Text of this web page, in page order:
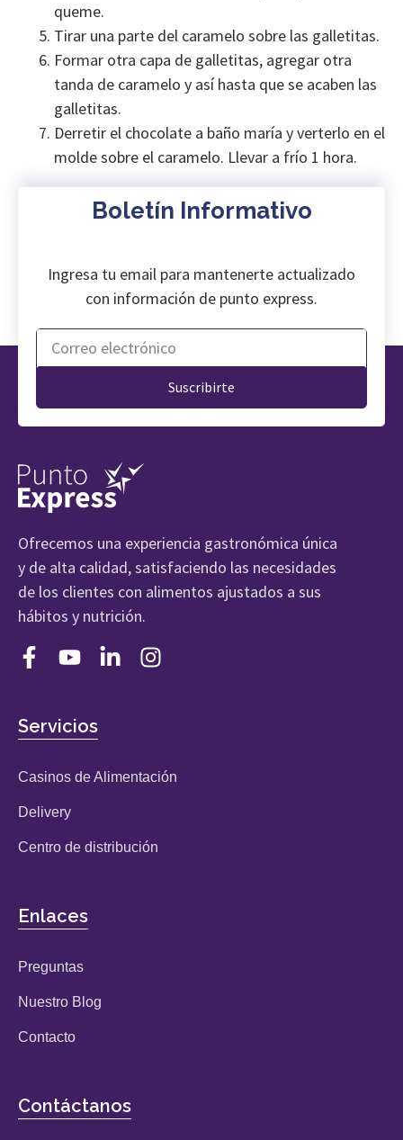
queme.
Tirar una parte del caramelo sobre las galletitas.
Formar otra capa de galletitas, agregar otra
tanda de caramelo y así hasta que se acaben las
galletitas.
Derretir el chocolate a baño maría y verterlo en el
molde sobre el caramelo. Llevar a frío 1 hora.
Boletín Informativo
Ingresa tu email para mantenerte actualizado
con información de punto express.
Suscribirte
Ofrecemos una experiencia gastronómica única
y de alta calidad, satisfaciendo las necesidades
de los clientes con alimentos ajustados a sus
hábitos y nutrición.
Servicios
Casinos de Alimentación
Delivery
Centro de distribución
Enlaces
Preguntas
Nuestro Blog
Contacto
Contáctanos